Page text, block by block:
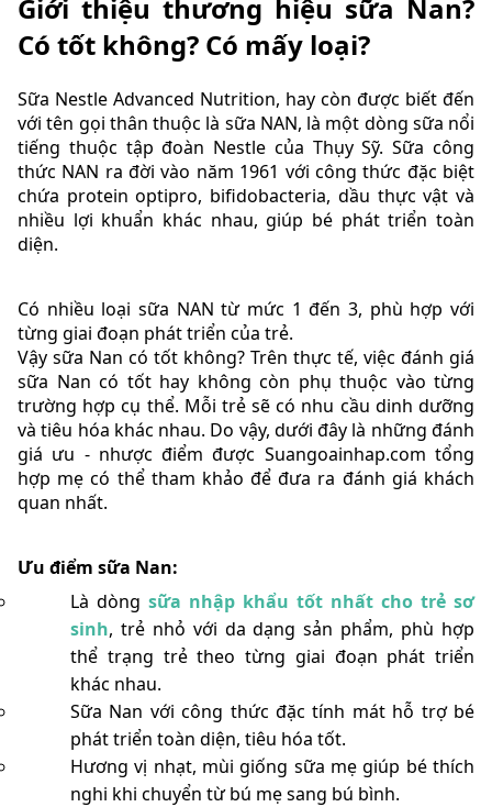
Giới thiệu thương hiệu sữa Nan?
Có tốt không? Có mấy loại?
Sữa Nestle Advanced Nutrition, hay còn được biết đến
với tên gọi thân thuộc là sữa NAN, là một dòng sữa nổi
tiếng thuộc tập đoàn Nestle của Thụy Sỹ. Sữa công
thức NAN ra đời vào năm 1961 với công thức đặc biệt
chứa protein optipro, bifidobacteria, dầu thực vật và
nhiều lợi khuẩn khác nhau, giúp bé phát triển toàn
diện.
Có nhiều loại sữa NAN từ mức 1 đến 3, phù hợp với
từng giai đoạn phát triển của trẻ.
Vậy sữa Nan có tốt không? Trên thực tế, việc đánh giá
sữa Nan có tốt hay không còn phụ thuộc vào từng
trường hợp cụ thể. Mỗi trẻ sẽ có nhu cầu dinh dưỡng
và tiêu hóa khác nhau. Do vậy, dưới đây là những đánh
giá ưu - nhược điểm được Suangoainhap.com tổng
hợp mẹ có thể tham khảo để đưa ra đánh giá khách
quan nhất.
Ưu điểm sữa Nan:
Là dòng sữa nhập khẩu tốt nhất cho trẻ sơ
sinh, trẻ nhỏ với da dạng sản phẩm, phù hợp
thể trạng trẻ theo từng giai đoạn phát triển
khác nhau.
Sữa Nan với công thức đặc tính mát hỗ trợ bé
phát triển toàn diện, tiêu hóa tốt.
Hương vị nhạt, mùi giống sữa mẹ giúp bé thích
nghi khi chuyển từ bú mẹ sang bú bình.